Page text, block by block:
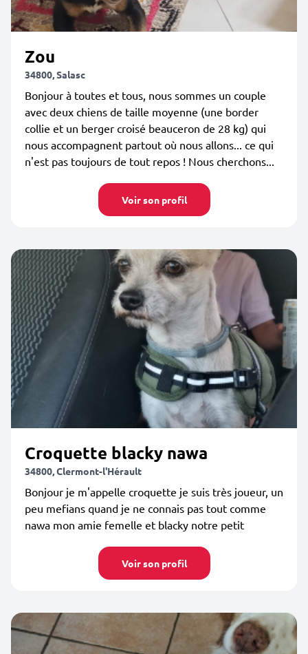
Zou
34800, Salasc
Bonjour à toutes et tous, nous sommes un couple
avec deux chiens de taille moyenne (une border
collie et un berger croisé beauceron de 28 kg) qui
nous accompagnent partout où nous allons... ce qui
n'est pas toujours de tout repos ! Nous cherchons...
Voir son profil
Croquette blacky nawa
34800, Clermont-l'Hérault
Bonjour je m'appelle croquette je suis très joueur, un
peu mefians quand je ne connais pas tout comme
nawa mon amie femelle et blacky notre petit
Voir son profil